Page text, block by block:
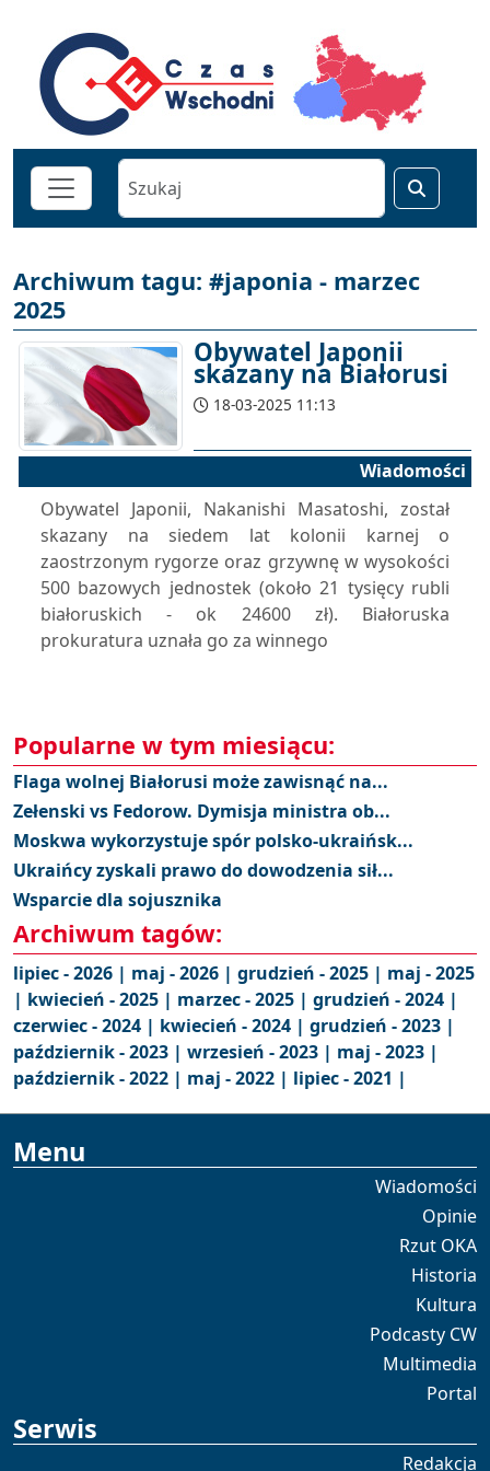
Archiwum tagu: #japonia - marzec
2025
Obywatel Japonii
skazany na Białorusi
18-03-2025 11:13
Wiadomości
Obywatel Japonii, Nakanishi Masatoshi, został
skazany na siedem lat kolonii karnej o
zaostrzonym rygorze oraz grzywnę w wysokości
500 bazowych jednostek (około 21 tysięcy rubli
białoruskich - ok 24600 zł). Białoruska
prokuratura uznała go za winnego
Popularne w tym miesiącu:
Flaga wolnej Białorusi może zawisnąć na...
Zełenski vs Fedorow. Dymisja ministra ob...
Moskwa wykorzystuje spór polsko-ukraińsk...
Ukraińcy zyskali prawo do dowodzenia sił...
Wsparcie dla sojusznika
Archiwum tagów:
lipiec - 2026 | maj - 2026 | grudzień - 2025 | maj - 2025
| kwiecień - 2025 | marzec - 2025 | grudzień - 2024 |
czerwiec - 2024 | kwiecień - 2024 | grudzień - 2023 |
październik - 2023 | wrzesień - 2023 | maj - 2023 |
październik - 2022 | maj - 2022 | lipiec - 2021 |
Menu
Wiadomości
Opinie
Rzut OKA
Historia
Kultura
Podcasty CW
Multimedia
Portal
Serwis
Redakcja